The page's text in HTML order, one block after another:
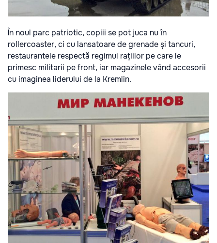
În noul parc patriotic, copiii se pot juca nu în
rollercoaster, ci cu lansatoare de grenade și tancuri,
restaurantele respectă regimul rațiilor pe care le
primesc militarii pe front, iar magazinele vând accesorii
cu imaginea liderului de la Kremlin.